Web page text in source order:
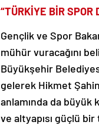
“TÜRKİYE BİR SPOR
Gençlik ve Spor
mühür vuracağını
Büyükşehir
gelerek Hikmet
anlamında da
ve altyapısı güçlü